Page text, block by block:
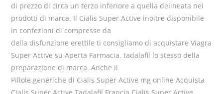
di prezzo di circa un terzo inferiore a quella delineata nei
prodotti di marca. Il Cialis Super Active inoltre disponibile
in confezioni di compresse da
della disfunzione erettile ti consigliamo di acquistare Viagra
Super Active su Aperta Farmacia. tadalafil lo stesso della
preparazione di marca. Anche il
Pillole generiche di Cialis Super Active mg online Acquista
Cialis Super Active Tadalafil Francia Cialis Super Active